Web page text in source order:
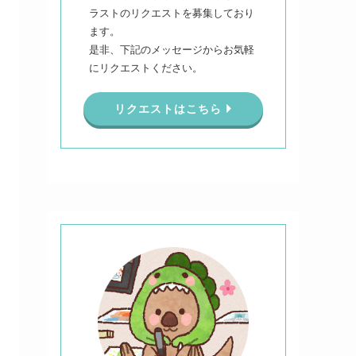
ラストのリクエストを募集しており
ます。
是非、下記のメッセージからお気軽
にリクエストください。
リクエストはこちら